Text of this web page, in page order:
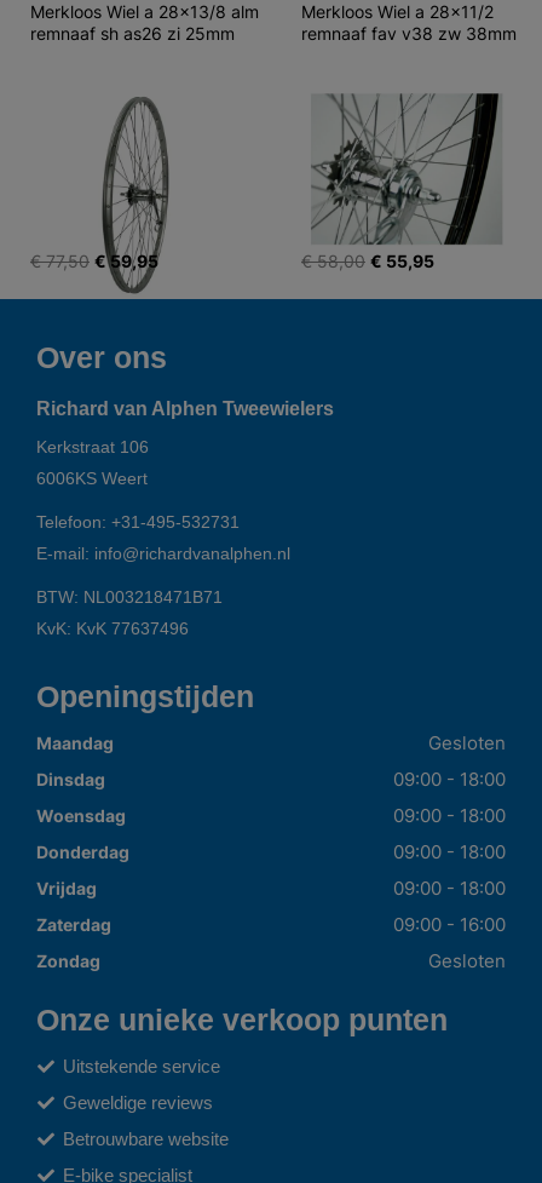
Merkloos Wiel a 28x13/8 alm
remnaaf sh as26 zi 25mm
€ 77,50 € 59,95
Merkloos Wiel a 28x11/2
remnaaf fav v38 zw 38mm
€ 58,00 € 55,95
Over ons
Richard van Alphen Tweewielers
Kerkstraat 106
6006KS Weert
Telefoon: +31-495-532731
E-mail: info@richardvanalphen.nl
BTW: NL003218471B71
KvK: KvK 77637496
Openingstijden
Maandag Gesloten
Dinsdag 09:00 - 18:00
Woensdag 09:00 - 18:00
Donderdag 09:00 - 18:00
Vrijdag 09:00 - 18:00
Zaterdag 09:00 - 16:00
Zondag Gesloten
Onze unieke verkoop punten
Uitstekende service
Geweldige reviews
Betrouwbare website
E-bike specialist